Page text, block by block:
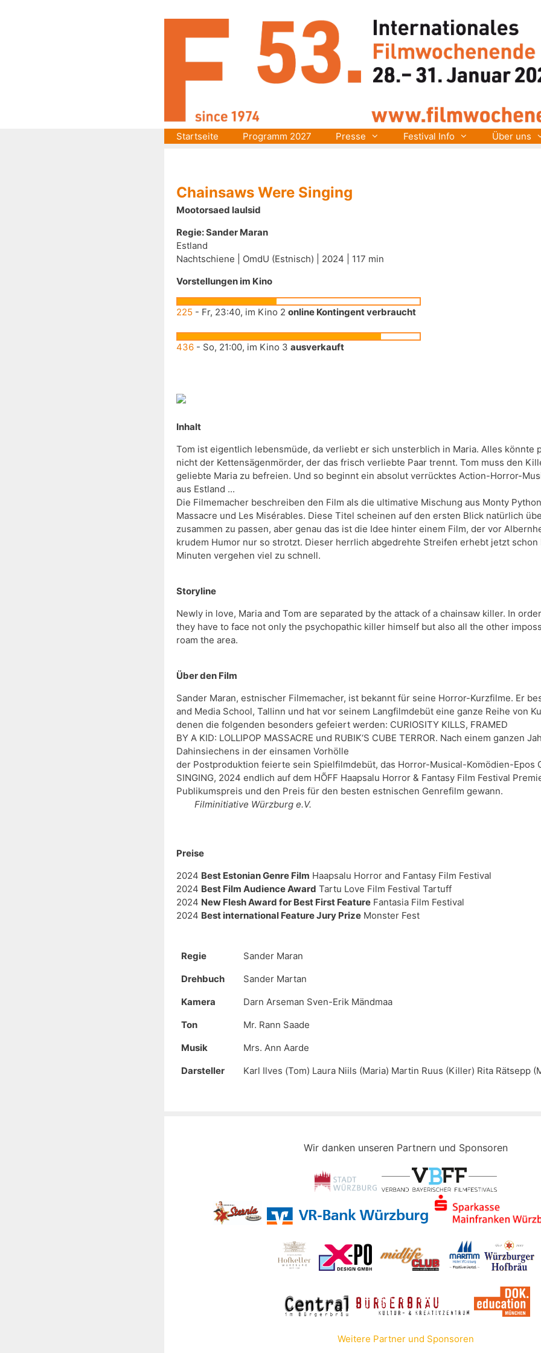
Startseite Programm 2027 Presse Festival Info Über uns
Chainsaws Were Singing
Mootorsaed laulsid
Regie: Sander Maran
Estland
Nachtschiene | OmdU (Estnisch) | 2024 | 117 min
Vorstellungen im Kino
225 - Fr, 23:40, im Kino 2 online Kontingent verbraucht
436 - So, 21:00, im Kino 3 ausverkauft
Inhalt
Tom ist eigentlich lebensmüde, da verliebt er sich unsterblich in Maria. Alles könnte
nicht der Kettensägenmörder, der das frisch verliebte Paar trennt. Tom muss den
geliebte Maria zu befreien. Und so beginnt ein absolut verrücktes Action-Horror-
aus Estland ...
Die Filmemacher beschreiben den Film als die ultimative Mischung aus Monty
Massacre und Les Misérables. Diese Titel scheinen auf den ersten Blick natürlich
zusammen zu passen, aber genau das ist die Idee hinter einem Film, der vor
krudem Humor nur so strotzt. Dieser herrlich abgedrehte Streifen erhebt jetzt schon
Minuten vergehen viel zu schnell.
Storyline
Newly in love, Maria and Tom are separated by the attack of a chainsaw killer. In
they have to face not only the psychopathic killer himself but also all the other
roam the area.
Über den Film
Sander Maran, estnischer Filmemacher, ist bekannt für seine Horror-Kurzfilme. Er
and Media School, Tallinn und hat vor seinem Langfilmdebüt eine ganze Reihe von
denen die folgenden besonders gefeiert werden: CURIOSITY KILLS, FRAMED
BY A KID: LOLLIPOP MASSACRE und RUBIK‘S CUBE TERROR. Nach einem ganzen
Dahinsiechens in der einsamen Vorhölle
der Postproduktion feierte sein Spielfilmdebüt, das Horror-Musical-Komödien-Epos
SINGING, 2024 endlich auf dem HÕFF Haapsalu Horror & Fantasy Film Festival
Publikumspreis und den Preis für den besten estnischen Genrefilm gewann.
Filminitiative Würzburg e.V.
Preise
2024 Best Estonian Genre Film Haapsalu Horror and Fantasy Film Festival
2024 Best Film Audience Award Tartu Love Film Festival Tartuff
2024 New Flesh Award for Best First Feature Fantasia Film Festival
2024 Best international Feature Jury Prize Monster Fest
Regie
Sander Maran
Drehbuch
Sander Martan
Kamera
Darn Arseman Sven-Erik Mändmaa
Ton
Mr. Rann Saade
Musik
Mrs. Ann Aarde
Darsteller
Karl Ilves (Tom) Laura Niils (Maria) Martin Ruus (Killer) Rita Rätsepp
Wir danken unseren Partnern und Sponsoren
Weitere Partner und Sponsoren